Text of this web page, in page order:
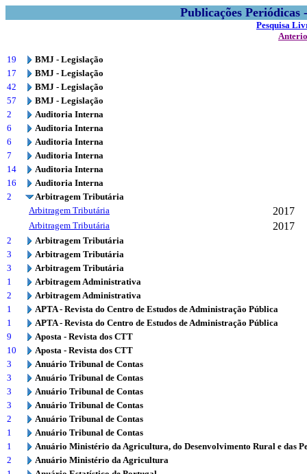
Publicações
Pesquisa
19
BMJ - Legislação
17
BMJ - Legislação
42
BMJ - Legislação
57
BMJ - Legislação
2
Auditoria Interna
6
Auditoria Interna
6
Auditoria Interna
7
Auditoria Interna
14
Auditoria Interna
16
Auditoria Interna
2
Arbitragem Tributária
Arbitragem Tributária
2017
Arbitragem Tributária 2017
2
Arbitragem Tributária
3
Arbitragem Tributária
3
Arbitragem Tributária
1
Arbitragem Administrativa
2
Arbitragem Administrativa
1
APTA - Revista do Centro de Estudos de Administração Pública
1
APTA - Revista do Centro de Estudos de Administração Pública
9
Aposta - Revista dos CTT
10
Aposta - Revista dos CTT
3
Anuário Tribunal de Contas
3
Anuário Tribunal de Contas
3
Anuário Tribunal de Contas
3
Anuário Tribunal de Contas
2
Anuário Tribunal de Contas
1
Anuário Tribunal de Contas
1
Anuário Ministério da Agricultura, do Desenvolvimento Rural e das
2
Anuário Ministério da Agricultura